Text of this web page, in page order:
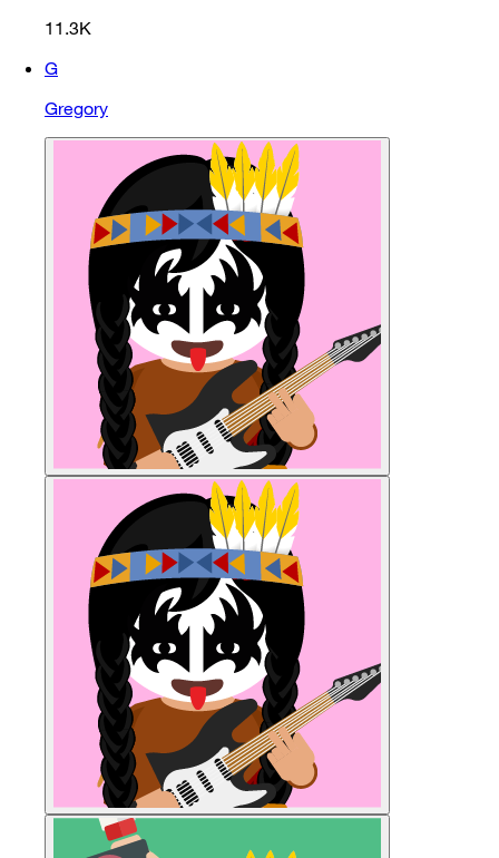
11.3K
G
Gregory